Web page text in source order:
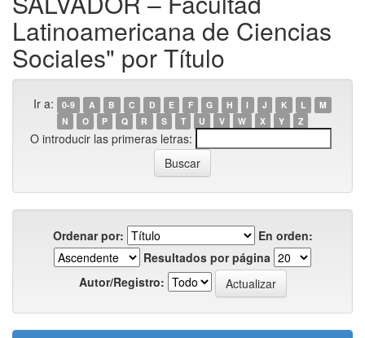
Latinoamericana de Ciencias
Sociales" por Título
Ir a: 0-9 A B C D E F G H I J K L
M
N
O P Q R S T U V W X Y Z
O introducir las primeras letras:
Ordenar por:
En orden:
Resultados por página
Autor/Registro: